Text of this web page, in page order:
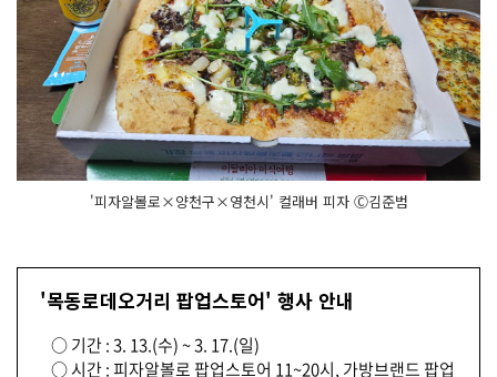
'피자알볼로×양천구×영천시' 컬래버 피자 Ⓒ김준범
'목동로데오거리 팝업스토어' 행사 안내
○ 기간 : 3. 13.(수) ~ 3. 17.(일)
○ 시간 : 피자알볼로 팝업스토어 11~20시, 가방브랜드 팝업